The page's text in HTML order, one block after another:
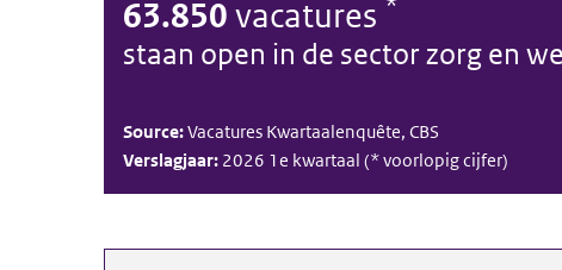
63.850 vacatures
staan open in de sector zorg en
Source:Vacatures Kwartaalenquête, CBS
Verslagjaar: 2026 1e kwartaal (* voorlopig cijfer)